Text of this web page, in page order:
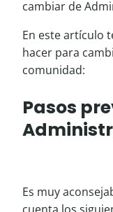
cambiar de
En este artículo
hacer para
comunidad:
Pasos
Es muy